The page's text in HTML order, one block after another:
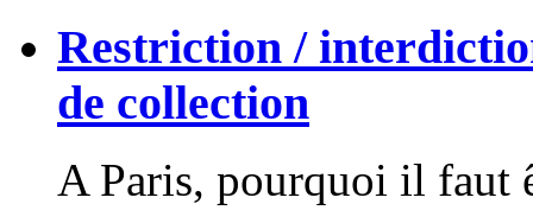
Restriction /
de collection
A Paris, pourquoi il faut